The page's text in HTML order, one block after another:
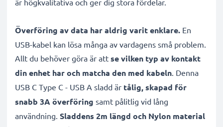
är högkvalitativa och ger dig stora fördelar.
Överföring av data har aldrig varit enklare. En
USB-kabel kan lösa många av vardagens små problem.
Allt du behöver göra är att se vilken typ av kontakt
din enhet har och matcha den med kabeln. Denna
USB C Type C - USB A sladd är tålig, skapad för
snabb 3A överföring samt pålitlig vid lång
användning. Sladdens 2m längd och Nylon material